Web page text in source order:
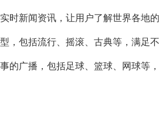
时新闻资讯，让用户了解世界各地的
，包括流行、摇滚、古典等，满足
的广播，包括足球、篮球、网球等